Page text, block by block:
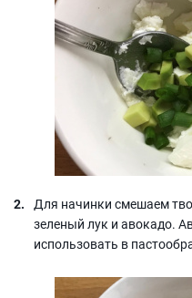
Для начинки смешаем
зеленый лук и авокадо.
использовать в